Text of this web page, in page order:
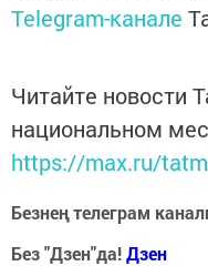
Telegram-канале
Читайте новости
национальном
https://max.ru/
Безнең телеграм
Без "Дзен"да!Дзен